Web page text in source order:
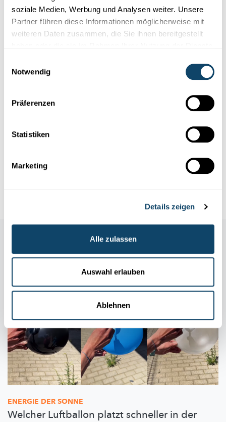
soziale Medien, Werbung und Analysen weiter. Unsere
Partner führen diese Informationen möglicherweise mit
weiteren Daten zusammen, die Sie ihnen bereitgestellt
Notwendig
Präferenzen
Statistiken
Marketing
Details zeigen
Alle zulassen
Auswahl erlauben
Ablehnen
Bastel eng Flütt - mat engem Schallimo an
Auch in dieser Rubrik
ENERGIE DER SONNE
Welcher Luftballon platzt schneller in der